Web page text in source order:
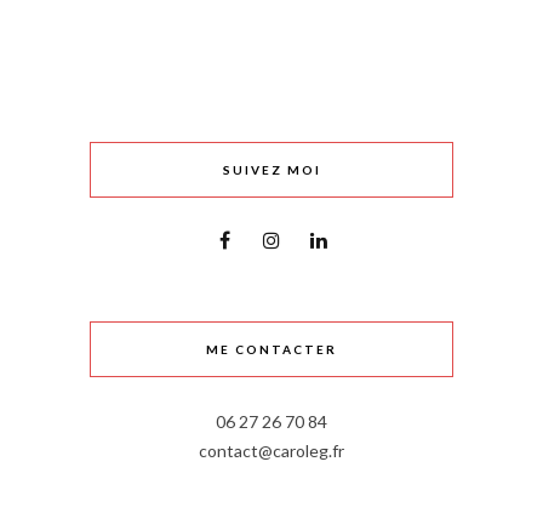
SUIVEZ MOI
ME CONTACTER
06 27 26 70 84
contact@caroleg.fr